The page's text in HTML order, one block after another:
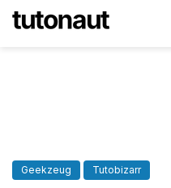
Geekzeug Tutobizarr